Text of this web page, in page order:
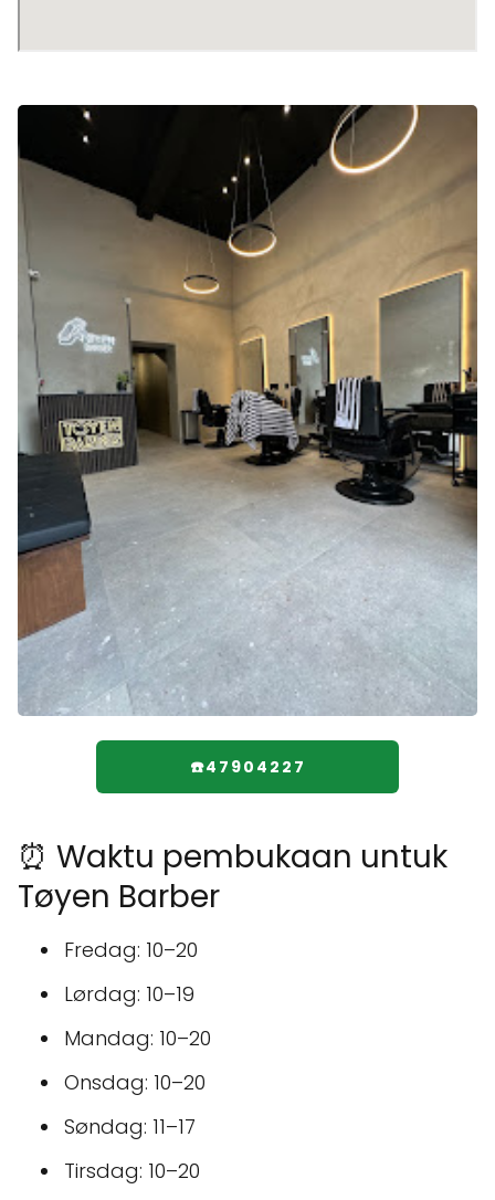
☎️47904227
⏰ Waktu pembukaan untuk
Tøyen Barber
Fredag: 10–20
Lørdag: 10–19
Mandag: 10–20
Onsdag: 10–20
Søndag: 11–17
Tirsdag: 10–20